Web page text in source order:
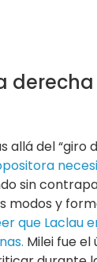
allá del
sin
modos y
que Laclau
Milei fue